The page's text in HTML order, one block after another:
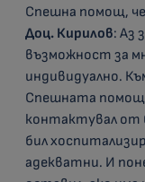
Спешна помощ, че
Доц. Кирилов: Аз
възможност за
индивидуално.
Спешната помощ
контактувал от
бил
адекватни. И